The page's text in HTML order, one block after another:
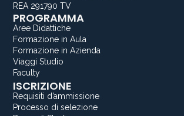
REA 291790 TV
PROGRAMMA
Aree Didattiche
Formazione in Aula
Formazione in Azienda
Viaggi Studio
Faculty
ISCRIZIONE
Requisiti d’ammissione
Processo di selezione